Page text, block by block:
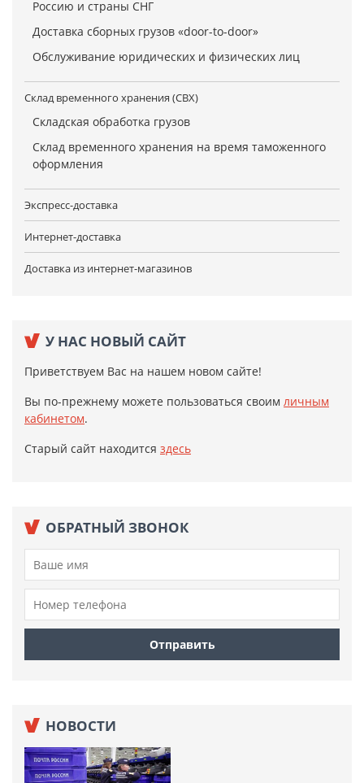
Россию и страны СНГ
Доставка сборных грузов «door-to-door»
Обслуживание юридических и физических лиц
Склад временного хранения (СВХ)
Складская обработка грузов
Склад временного хранения на время таможенного
оформления
Экспресс-доставка
Интернет-доставка
Доставка из интернет-магазинов
У НАС НОВЫЙ САЙТ
Приветствуем Вас на нашем новом сайте!
Вы по-прежнему можете пользоваться своим личным
кабинетом.
Старый сайт находится здесь
ОБРАТНЫЙ ЗВОНОК
НОВОСТИ